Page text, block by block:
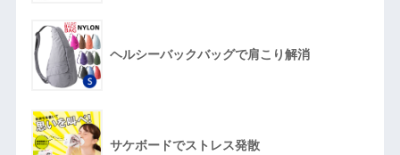
ヘルシーバックバッグで肩こり解消
サケボードでストレス発散